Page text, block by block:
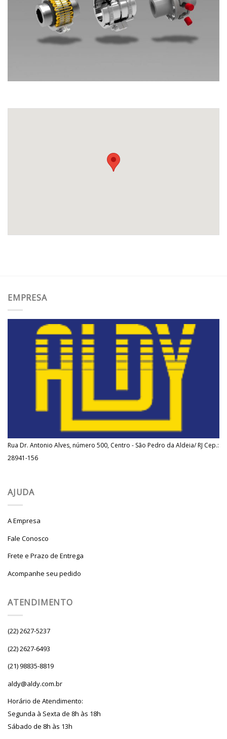
EMPRESA
Rua Dr. Antonio Alves, número 500, Centro - São Pedro da Aldeia/ RJ Cep.:
28941-156
AJUDA
A Empresa
Fale Conosco
Frete e Prazo de Entrega
Acompanhe seu pedido
ATENDIMENTO
(22) 2627-5237
(22) 2627-6493
(21) 98835-8819
aldy@aldy.com.br
Horário de Atendimento:
Segunda à Sexta de 8h às 18h
Sábado de 8h às 13h